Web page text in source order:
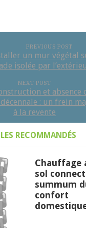
PREVIOUS POST
un mur végétal
isolée par
NEXT POST
et absence
: un frein
à la revente
RECOMMANDÉS
Chauffage
sol
summum
confort